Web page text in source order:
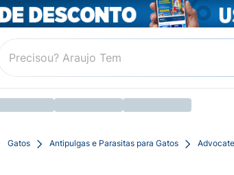
Gatos Antipulgas e Parasitas para Gatos